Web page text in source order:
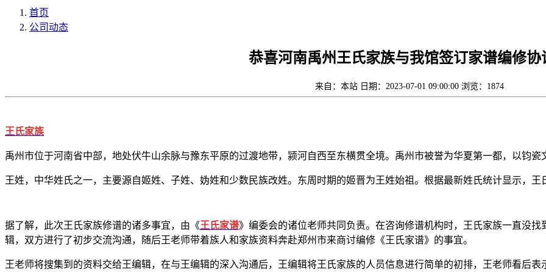
首页
公司动态
恭喜河南禹州王氏家族与我馆签订家谱编修协
来自：本站 日期：2023-07-01 09:00:00 浏览：1874
王氏家族
禹州市位于河南省中部，地处伏牛山余脉与豫东平原的过渡地带，颍河自西至东横贯全境。禹州市被誉为华夏第一都，以钧
王姓，中华姓氏之一，主要源自姬姓、子姓、妫姓和少数民族改姓。东周时期的姬晋为王姓始祖。根据最新姓氏统计显示，王
据了解，此次王氏家族修谱的诸多事宜，由《王氏家谱》编委会的诸位老师共同负责。在咨询修谱机构时，王氏家族一直没
辑，双方进行了初步交流沟通，随后王老师带着族人和家族资料奔赴郑州市来商讨编修《王氏家谱》的事宜。
王老师将搜集到的资料交给王编辑，在与王编辑的深入沟通后，王编辑将王氏家族的人员信息进行简单的初排，王老师看后表